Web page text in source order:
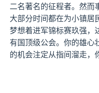
二名著名的征程者。然
大部分时间都在为小镇居
梦想着进军锦标赛玖强
有国顶级公会。你的雄心
的机会注定从指间溜走，